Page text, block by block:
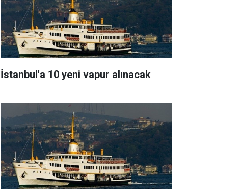
İstanbul'a 10 yeni vapur alınacak